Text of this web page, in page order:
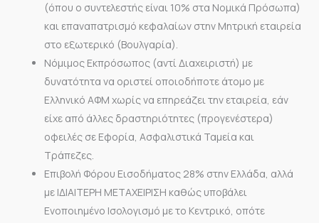
(όπου ο συντελεστής είναι 10% στα Νομικά Πρόσωπα)
και επαναπατρισμό κεφαλαίων στην Μητρική εταιρεία
στο εξωτερικό (Βουλγαρία).
Νόμιμος Εκπρόσωπος (αντί Διαχειριστή) με
δυνατότητα να οριστεί οποιοδήποτε άτομο με
Ελληνικό ΑΦΜ χωρίς να επηρεάζει την εταιρεία, εάν
είχε από άλλες δραστηριότητες (προγενέστερα)
οφειλές σε Εφορία, Ασφαλιστικά Ταμεία και
Τράπεζες.
Επιβολή Φόρου Εισοδήματος 28% στην Ελλάδα, αλλά
με ΙΔΙΑΙΤΕΡΗ ΜΕΤΑΧΕΙΡΙΣΗ καθώς υποβάλει
Ενοποιημένο Ισολογισμό με το Κεντρικό, οπότε